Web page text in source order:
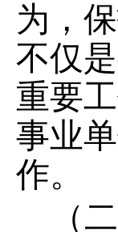
为，
不仅
重要
事业
作。
（